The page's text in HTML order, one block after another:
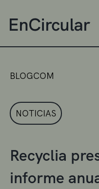
BLOGCOM
NOTICIAS
Recyclia
informe